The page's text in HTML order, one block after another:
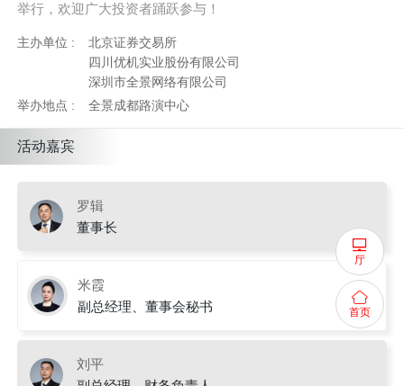
举行，欢迎广大投资者踊跃参与！
主办单位 :
北京证券交易所
四川优机实业股份有限公司
深圳市全景网络有限公司
举办地点 :
全景成都路演中心
活动嘉宾
罗辑
董事长
米霞
副总经理、董事会秘书
刘平
厅
首页